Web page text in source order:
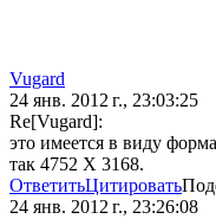
Vugard
24 янв. 2012 г., 23:03:25
Re[Vugard]:
это имеется в виду
так 4752 Х 3168.
ОтветитьЦитировать
24 янв. 2012 г., 23:26:08